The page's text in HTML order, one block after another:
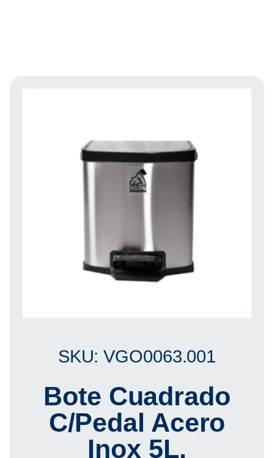
SKU: VGO0063.001
Bote Cuadrado
C/Pedal Acero
Inox 5L.